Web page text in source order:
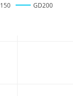
GD200